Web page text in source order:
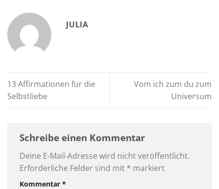
JULIA
13 Affirmationen für die
Selbstliebe
Vom ich zum du zum
Universum
Schreibe einen Kommentar
Deine E-Mail-Adresse wird nicht veröffentlicht.
Erforderliche Felder sind mit * markiert
Kommentar *